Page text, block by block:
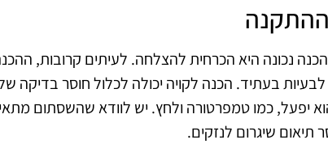
ההתקנה
נכונה היא הכרחית להצלחה. לעיתים קרובות,
בעתיד. הכנה לקויה יכולה לכלול חוסר בדיקה
יפעל, כמו טמפרטורה ולחץ. יש לוודא שהשסתום
תיאום שיגרום לנזקים.